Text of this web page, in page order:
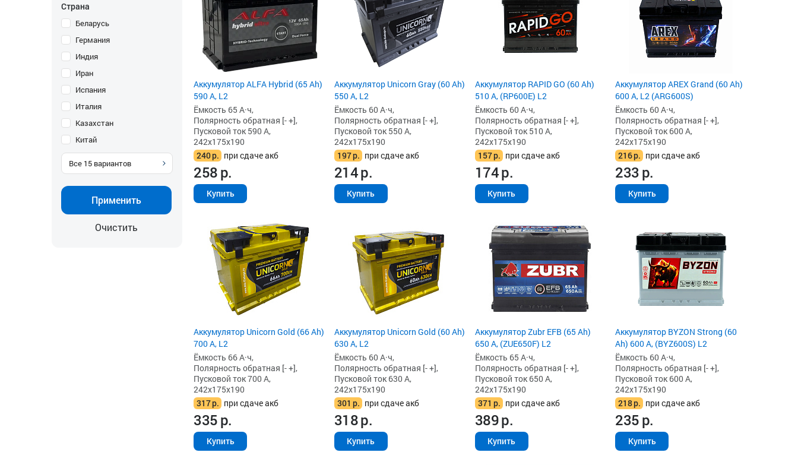
Страна
Беларусь
Германия
Индия
Иран
Испания
Италия
Казахстан
Китай
Все 15 вариантов
Применить
Очистить
Аккумулятор ALFA Hybrid (65 Ah)
590 А, L2
Ёмкость 65 А·ч,
Полярность обратная [- +],
Пусковой ток 590 А,
242x175x190
240р. при сдаче акб
258р.
Купить
Аккумулятор Unicorn Gray (60 Ah)
550 А, L2
Ёмкость 60 А·ч,
Полярность обратная [- +],
Пусковой ток 550 А,
242x175x190
197р. при сдаче акб
214р.
Купить
Аккумулятор RAPID GO (60 Ah)
510 А, (RP600E) L2
Ёмкость 60 А·ч,
Полярность обратная [- +],
Пусковой ток 510 А,
242x175x190
157р. при сдаче акб
174р.
Купить
Аккумулятор AREX Grand (60 Ah)
600 А, L2 (ARG600S)
Ёмкость 60 А·ч,
Полярность обратная [- +],
Пусковой ток 600 А,
242x175x190
216р. при сдаче акб
233р.
Купить
Аккумулятор Unicorn Gold (66 Ah)
700 А, L2
Ёмкость 66 А·ч,
Полярность обратная [- +],
Пусковой ток 700 А,
242x175x190
317р. при сдаче акб
335р.
Купить
Аккумулятор Unicorn Gold (60 Ah)
630 А, L2
Ёмкость 60 А·ч,
Полярность обратная [- +],
Пусковой ток 630 А,
242x175x190
301 р. при сдаче акб
318р.
Купить
Аккумулятор Zubr EFB (65 Ah)
650 А, (ZUE650F) L2
Ёмкость 65 А·ч,
Полярность обратная [- +],
Пусковой ток 650 А,
242x175x190
371 р. при сдаче акб
389р.
Купить
Аккумулятор BYZON Strong (60
Ah) 600 А, (BYZ600S) L2
Ёмкость 60 А·ч,
Полярность обратная [- +],
Пусковой ток 600 А,
242x175x190
218р. при сдаче акб
235р.
Купить